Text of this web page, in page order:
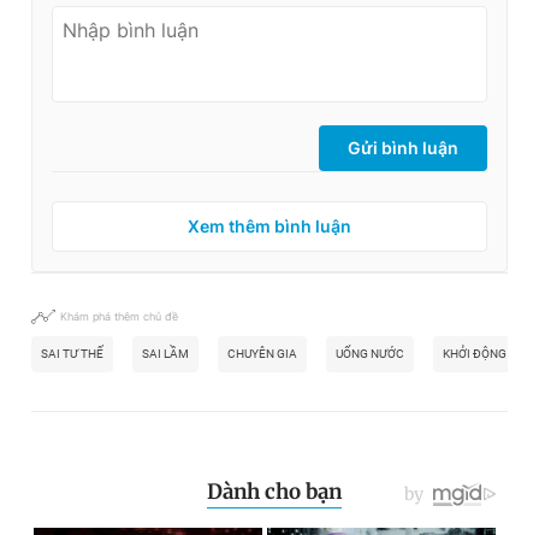
Gửi bình luận
Xem thêm bình luận
Khám phá thêm chủ đề
SAI TƯ THẾ SAI LẦM CHUYÊN GIA UỐNG NƯỚC KHỞI ĐỘNG